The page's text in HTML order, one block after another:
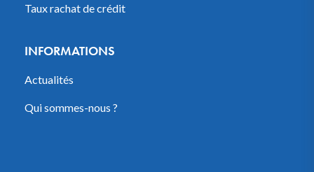
Taux rachat de crédit
INFORMATIONS
Actualités
Qui sommes-nous ?